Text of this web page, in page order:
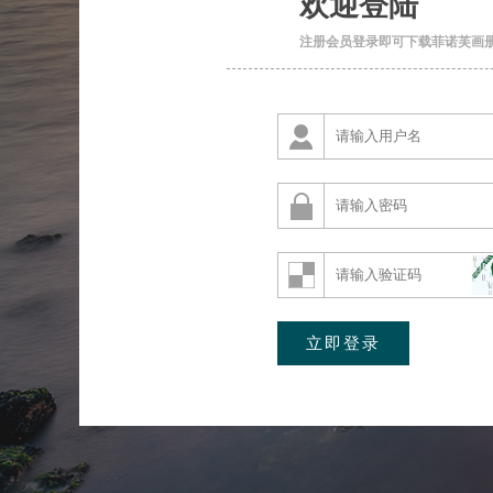
注册会员登录即可下载菲诺芙画